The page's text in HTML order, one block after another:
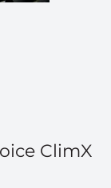
ClimX